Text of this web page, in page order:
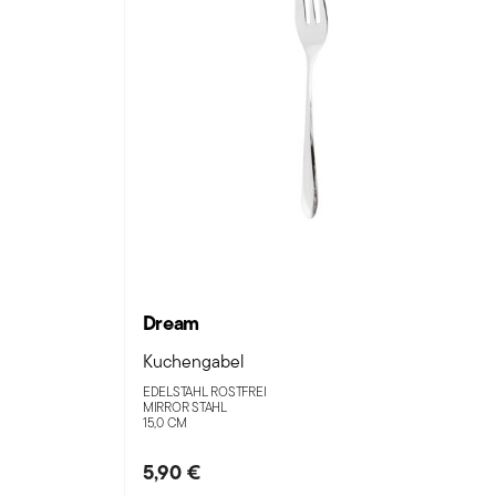
Dream
Kuchengabel
EDELSTAHL ROSTFREI
MIRROR STAHL
15,0 CM
5,90 €